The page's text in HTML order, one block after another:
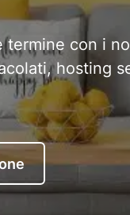
termine con i
hosting